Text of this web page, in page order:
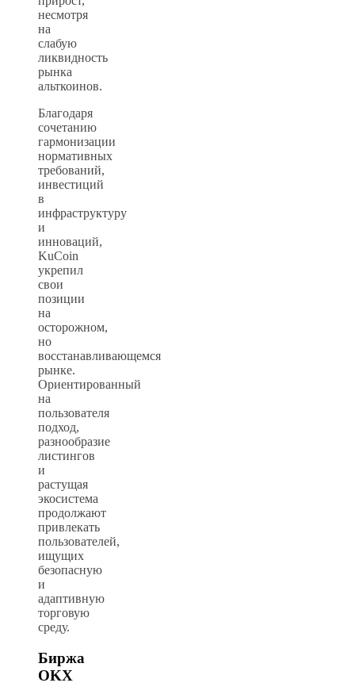
несмотря
на
слабую
ликвидность
рынка
альткоинов.
Благодаря
сочетанию
гармонизации
нормативных
требований,
инвестиций
в
инфраструктуру
и
инноваций,
KuCoin
укрепил
свои
позиции
на
осторожном,
но
восстанавливающемся
рынке.
Ориентированный
на
пользователя
подход,
разнообразие
листингов
и
растущая
экосистема
продолжают
привлекать
пользователей,
ищущих
безопасную
и
адаптивную
торговую
среду.
Биржа
OKX